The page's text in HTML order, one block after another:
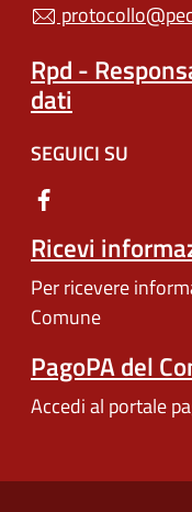
Rpd -
dati
SEGUICI SU
Ricevi
Per ricevere
Comune
PagoPA del
Accedi al portale